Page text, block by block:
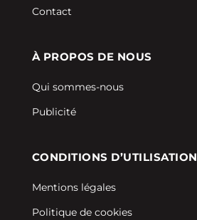
Contact
À PROPOS DE NOUS
Qui sommes-nous
Publicité
CONDITIONS D’UTILISATION
Mentions légales
Politique de cookies